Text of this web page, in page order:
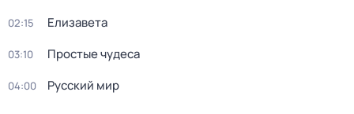
02:15 Елизавета
03:10 Простые чудеса
04:00 Русский мир